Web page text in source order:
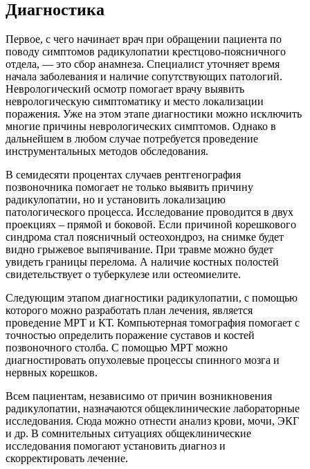
Диагностика
Первое, с чего начинает врач при обращении пациента по
поводу симптомов радикулопатии крестцово-поясничного
отдела, — это сбор анамнеза. Специалист уточняет время
начала заболевания и наличие сопутствующих патологий.
Неврологический осмотр помогает врачу выявить
неврологическую симптоматику и место локализации
поражения. Уже на этом этапе диагностики можно исключить
многие причины неврологических симптомов. Однако в
дальнейшем в любом случае потребуется проведение
инструментальных методов обследования.
В семидесяти процентах случаев рентгенография
позвоночника помогает не только выявить причину
радикулопатии, но и установить локализацию
патологического процесса. Исследование проводится в двух
проекциях – прямой и боковой. Если причиной корешкового
синдрома стал поясничный остеохондроз, на снимке будет
видно грыжевое выпячивание. При травме можно будет
увидеть границы перелома. А наличие костных полостей
свидетельствует о туберкулезе или остеомиелите.
Следующим этапом диагностики радикулопатии, с помощью
которого можно разработать план лечения, является
проведение МРТ и КТ. Компьютерная томография помогает с
точностью определить поражение суставов и костей
позвоночного столба. С помощью МРТ можно
диагностировать опухолевые процессы спинного мозга и
нервных корешков.
Всем пациентам, независимо от причин возникновения
радикулопатии, назначаются общеклинические лабораторные
исследования. Сюда можно отнести анализ крови, мочи, ЭКГ
и др. В сомнительных ситуациях общеклинические
исследования помогают установить диагноз и
скорректировать лечение.